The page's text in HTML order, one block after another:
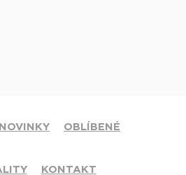
NOVINKY OBLÍBENÉ
KONTAKT